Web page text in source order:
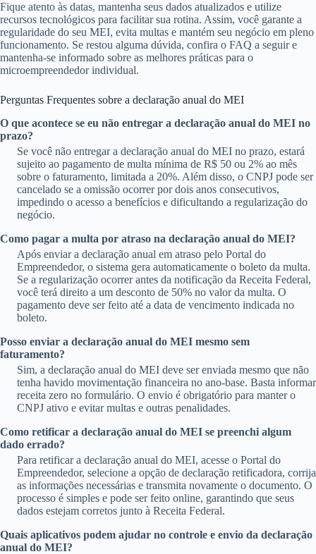
Fique atento às datas, mantenha seus dados atualizados e utilize
recursos tecnológicos para facilitar sua rotina. Assim, você garante a
regularidade do seu MEI, evita multas e mantém seu negócio em pleno
funcionamento. Se restou alguma dúvida, confira o FAQ a seguir e
mantenha-se informado sobre as melhores práticas para o
microempreendedor individual.
Perguntas Frequentes sobre a declaração anual do MEI
O que acontece se eu não entregar a declaração anual do MEI no
prazo?
Se você não entregar a declaração anual do MEI no prazo, estará
sujeito ao pagamento de multa mínima de R$ 50 ou 2% ao mês
sobre o faturamento, limitada a 20%. Além disso, o CNPJ pode ser
cancelado se a omissão ocorrer por dois anos consecutivos,
impedindo o acesso a benefícios e dificultando a regularização do
negócio.
Como pagar a multa por atraso na declaração anual do MEI?
Após enviar a declaração anual em atraso pelo Portal do
Empreendedor, o sistema gera automaticamente o boleto da multa.
Se a regularização ocorrer antes da notificação da Receita Federal,
você terá direito a um desconto de 50% no valor da multa. O
pagamento deve ser feito até a data de vencimento indicada no
boleto.
Posso enviar a declaração anual do MEI mesmo sem
faturamento?
Sim, a declaração anual do MEI deve ser enviada mesmo que não
tenha havido movimentação financeira no ano-base. Basta informar
receita zero no formulário. O envio é obrigatório para manter o
CNPJ ativo e evitar multas e outras penalidades.
Como retificar a declaração anual do MEI se preenchi algum
dado errado?
Para retificar a declaração anual do MEI, acesse o Portal do
Empreendedor, selecione a opção de declaração retificadora, corrija
as informações necessárias e transmita novamente o documento. O
processo é simples e pode ser feito online, garantindo que seus
dados estejam corretos junto à Receita Federal.
Quais aplicativos podem ajudar no controle e envio da declaração
anual do MEI?